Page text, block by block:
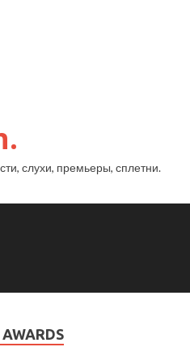
слухи, премьеры, сплетни.